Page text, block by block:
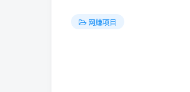
网赚项目